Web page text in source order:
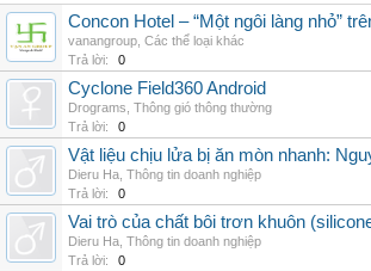
Concon Hotel – “Một ngôi làng nhỏ”
vanangroup Các thể loại khác
Trả lời:
0
Cyclone Field360 Android
Drograms Thông gió thông thường
Trả lời:
0
Vật liệu chịu lửa bị ăn mòn nhanh:
Dieru Ha Thông tin doanh nghiệp
Trả lời:
0
Vai trò của chất bôi trơn khuôn
Dieru Ha Thông tin doanh nghiệp
Trả lời:
0